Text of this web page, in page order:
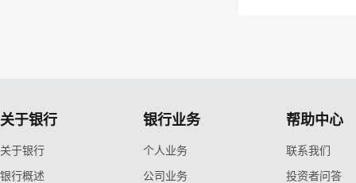
关于银行
关于银行
银行概述
银行业务
个人业务
公司业务
帮助中心
联系我们
投资者问答